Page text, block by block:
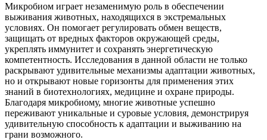
Микробиом играет незаменимую роль в обеспечении
выживания животных, находящихся в экстремальных
условиях. Он помогает регулировать обмен веществ,
защищать от вредных факторов окружающей среды,
укреплять иммунитет и сохранять энергетическую
компетентность. Исследования в данной области не только
раскрывают удивительные механизмы адаптации животных,
но и открывают новые горизонты для применения этих
знаний в биотехнологиях, медицине и охране природы.
Благодаря микробиому, многие животные успешно
переживают уникальные и суровые условия, демонстрируя
удивительную способность к адаптации и выживанию на
грани возможного.